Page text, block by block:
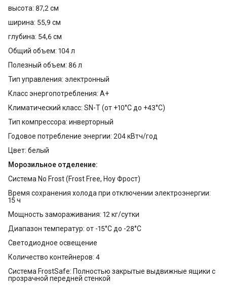
высота: 87,2 см
ширина: 55,9 см
глубина: 54,6 см
Общий объем: 104 л
Полезный объем: 86 л
Тип управления: электронный
Класс энергопотребления: A+
Климатический класс: SN-T (от +10°С до +43°С)
Тип компрессора: инверторный
Годовое потребление энергии: 204 кВтч/год
Цвет: белый
Морозильное отделение:
Система No Frost (Frost Free, Ноу Фрост)
Время сохранения холода при отключении электроэнергии:
15 ч
Мощность замораживания: 12 кг/сутки
Диапазон температур: от -15°C до -28°C
Светодиодное освещение
Количество контейнеров: 4
Система FrostSafe: Полностью закрытые выдвижные ящики с
прозрачной передней стенкой